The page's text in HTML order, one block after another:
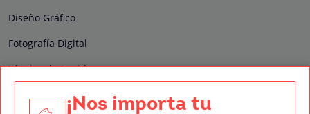
Diseño Gráfico
Fotografía Digital
Técnico de Sonido
Edición y Postproducción de Vídeo
¡Nos importa tu